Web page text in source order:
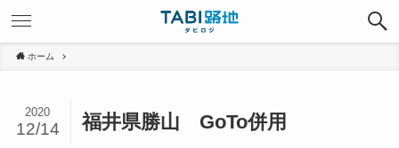
ホーム
福井県勝山 GoTo併用
2020
12/14